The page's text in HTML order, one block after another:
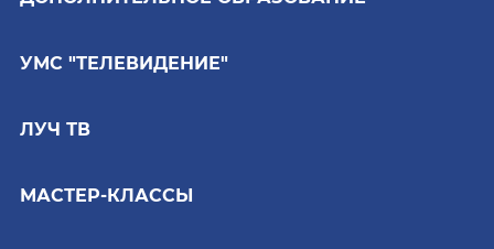
УМС "ТЕЛЕВИДЕНИЕ"
ЛУЧ ТВ
МАСТЕР-КЛАССЫ